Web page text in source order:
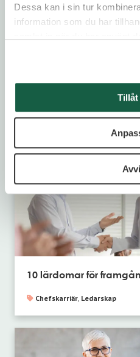
Dessa kan i sin tur
information som du har
Tillåt
Bli en Luminary-VD: 5
Chefskarriär,Ledarskap
10 lärdomar för
Chefskarriär, Ledarskap